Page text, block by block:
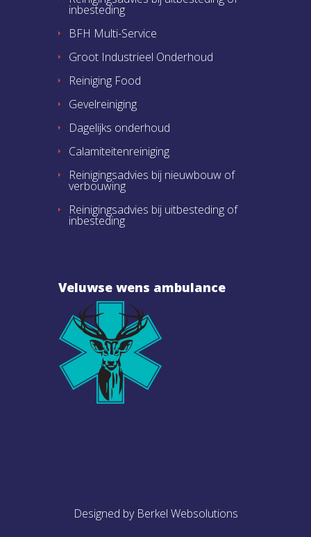
inbesteding
BFH Multi-Service
Groot Industrieel Onderhoud
Reiniging Food
Gevelreiniging
Dagelijks onderhoud
Calamiteitenreiniging
Reinigingsadvies bij nieuwbouw of
verbouwing
Reinigingsadvies bij uitbesteding of
inbesteding
Veluwse wens ambulance
Designed by Berkel Websolutions